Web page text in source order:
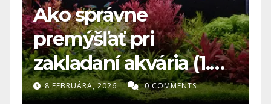
Ako správne
premýšľať pri
zakladaní akvária (1.
diel)- Najväčšia chyba
8 FEBRUÁRA, 2026 0 COMMENTS